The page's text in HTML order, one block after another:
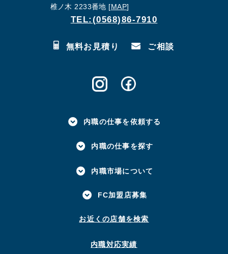
椎ノ木 2233番地 [MAP]
TEL:(0568)86-7910
無料お見積り ご相談
内職の仕事を依頼する
内職の仕事を探す
内職市場について
FC加盟店募集
お近くの店舗を検索
内職対応実績